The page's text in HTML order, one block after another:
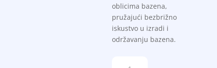
oblicima bazena,
pružajući bezbrižno
iskustvo u izradi i
održavanju bazena.